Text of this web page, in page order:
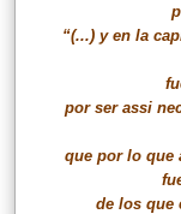
“(...) y en la
por ser assi
que por lo que
de los que